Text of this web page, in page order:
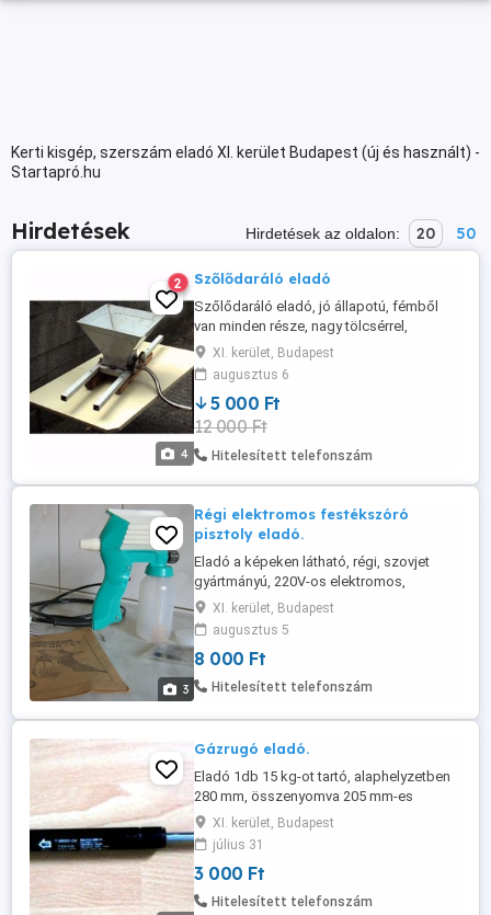
Kerti kisgép, szerszám eladó XI. kerület Budapest (új és használt) -
Startapró.hu
Hirdetések Hirdetések az oldalon: 20 50
4
2 Szőlődaráló eladó
Szőlődaráló eladó, jó állapotú, fémből
van minden része, nagy tölcsérrel,
tekerővel, 100 literes hordóra
felrögzíthető 2 darab fasínnel, amit én
csináltam hozzá, így darálás közben nem
mozog el a daráló. Ára: 5 ezer Ft
Érdeklődni: Bp, XI.ker. Gazdagrét., vagy
06204527369
XI. kerület, Budapest
augusztus 6
5 000 Ft
12 000 Ft
Hitelesített telefonszám
3
Régi elektromos festékszóró
pisztoly eladó.
Eladó a képeken látható, régi, szovjet
gyártmányú, 220V-os elektromos,
festékszóró pisztoly, tartalék
alkatrészekkel. Még csak vízzel volt
kipróbálva. Csak személyes átvétellel a
meghirdetett áron a 11. kerületben.
Telefon .
XI. kerület, Budapest
augusztus 5
8 000 Ft
Hitelesített telefonszám
Gázrugó eladó.
Eladó 1db 15 kg-ot tartó, alaphelyzetben
280 mm, összenyomva 205 mm-es
gázrugó.
XI. kerület, Budapest
július 31
3 000 Ft
Hitelesített telefonszám